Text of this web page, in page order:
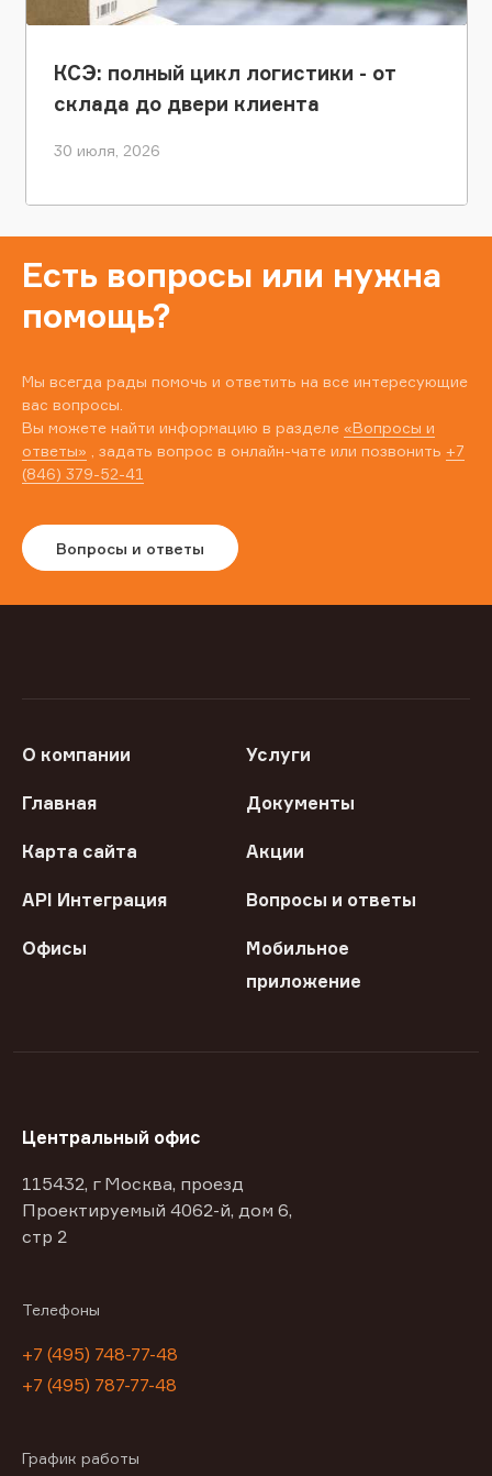
КСЭ: полный цикл логистики - от
склада до двери клиента
30 июля, 2026
Есть вопросы или нужна
помощь?
Мы всегда рады помочь и ответить на все интересующие
вас вопросы.
Вы можете найти информацию в разделе «Вопросы и
ответы» , задать вопрос в онлайн-чате или позвонить +7
(846) 379-52-41
Вопросы и ответы
О компании Услуги
Главная Документы
Карта сайта Акции
API Интеграция Вопросы и ответы
Офисы
Мобильное
приложение
Центральный офис
115432, г Москва, проезд
Проектируемый 4062-й, дом 6,
стр 2
Телефоны
+7 (495) 748-77-48
+7 (495) 787-77-48
График работы